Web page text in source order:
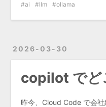
ai llm ollama
2026-03-30
copilot でど
昨今、Cloud Code で会